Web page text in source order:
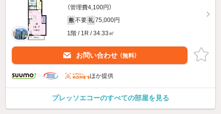
（管理費4,100円）
敷 不要 礼 75,000円
1階 / 1R / 34.33㎡
お問い合わせ （無料）
ほか提供
プレッソエコーのすべての部屋を見る